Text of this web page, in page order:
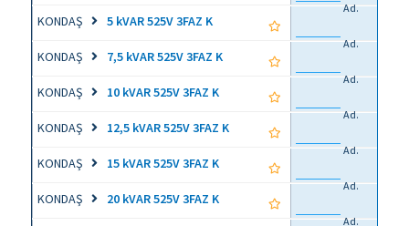
KONDAŞ 5 kVAR 525V 3FAZ K
Ad.
KONDAŞ 7,5 kVAR 525V 3FAZ K
Ad.
KONDAŞ 10 kVAR 525V 3FAZ K
Ad.
KONDAŞ 12,5 kVAR 525V 3FAZ K
Ad.
KONDAŞ 15 kVAR 525V 3FAZ K
Ad.
KONDAŞ 20 kVAR 525V 3FAZ K
Ad.
Ad.